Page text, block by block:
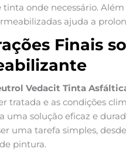
onde necessário.
ajuda a
Finais
Vedacit Tinta
tratada e as condições
uma solução eficaz e
uma tarefa simples,
pintura.